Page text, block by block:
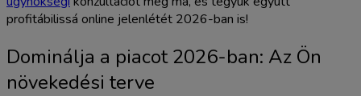
profitábilissá online jelenlétét 2026-ban is!
Dominálja a piacot 2026-ban: Az Ön
növekedési terve